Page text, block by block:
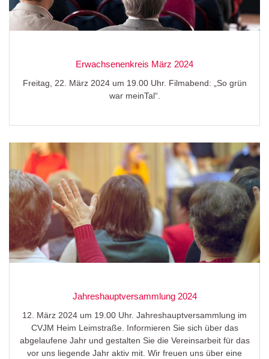
Erwachsenenkreis März 2024
Freitag, 22. März 2024 um 19.00 Uhr. Filmabend: „So grün
war meinTal“.
Jahreshauptversammlung 2024
12. März 2024 um 19.00 Uhr. Jahreshauptversammlung im
CVJM Heim Leimstraße. Informieren Sie sich über das
abgelaufene Jahr und gestalten Sie die Vereinsarbeit für das
vor uns liegende Jahr aktiv mit. Wir freuen uns über eine